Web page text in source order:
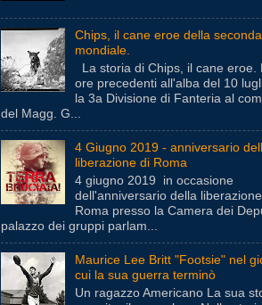
Chips, il cane eroe della
mondiale.
La storia di Chips, il cane eroe.
ore precedenti all'alba del 10
la 3a Divisione di Fanteria al
del Magg. G...
4 Giugno 2019 - anniversario
liberazione di Roma
4 giugno 2019 in occasione
dell'anniversario della
Roma presso la Camera dei
palazzo dei gruppi parlam...
Maurice Lee Britt "Footsie" nel
cui la sua guerra terminò
Un ragazzo Americano La sua